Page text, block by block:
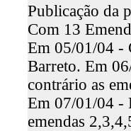
Publicação da
Com 13
Em 05/01/04 -
Barreto. Em
contrário as
Em 07/01/04 -
emendas